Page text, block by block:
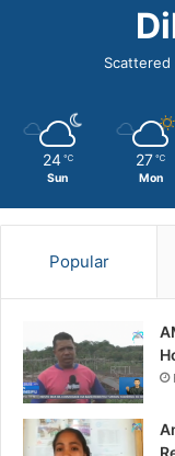
Scattered
24 ℃
Sun
27 ℃
Mon
Popular